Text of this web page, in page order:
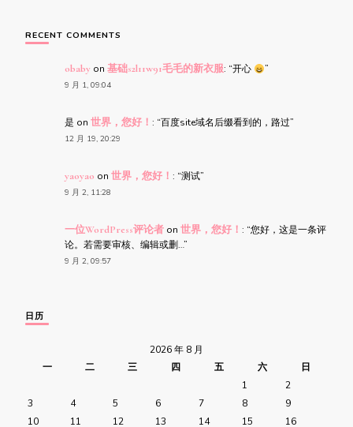
RECENT COMMENTS
obaby on 基础s2l11w91毛毛的新衣服: “开心 ”
9 月 1, 09:04
是 on 世界，您好！ : “百度site域名后缀看到的，路过”
12 月 19, 20:29
yaoyao on 世界，您好！ : “测试”
9 月 2, 11:28
一位WordPress评论者 on 世界，您好！ : “您好，这是一条评
论。若需要审核、编辑或删…”
9 月 2, 09:57
日历
2026 年 8 月
一
二 三 四 五 六
日
1
2
3
4 5 6 7 8
9
10
11 12 13 14 15
16